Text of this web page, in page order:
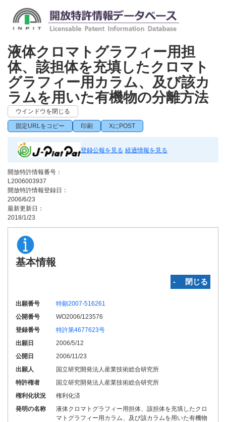
液体クロマトグラフィー用担
体、該担体を充填したクロマト
グラフィー用カラム、及び該カ
ラムを用いた有機物の分離方法
ウインドウを閉じる
固定URLをコピー 印刷 XにPOST
登録公報を見る 経過情報を見る
開放特許情報番号：
L2006003937
開放特許情報登録日：
2006/6/23
最新更新日：
2018/1/23
基本情報
‐ 閉じる
出願番号
特願2007-516261
公開番号
WO2006/123576
登録番号
特許第4677623号
出願日
2006/5/12
公開日
2006/11/23
出願人
国立研究開発法人産業技術総合研究所
特許権者
国立研究開発法人産業技術総合研究所
権利化状況
権利化済
発明の名称
液体クロマトグラフィー用担体、該担体を充填したクロ
マトグラフィー用カラム、及び該カラムを用いた有機物